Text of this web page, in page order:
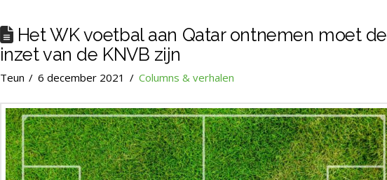
Het WK voetbal aan Qatar ontnemen moet de
inzet van de KNVB zijn
Teun 6 december 2021 Columns & verhalen